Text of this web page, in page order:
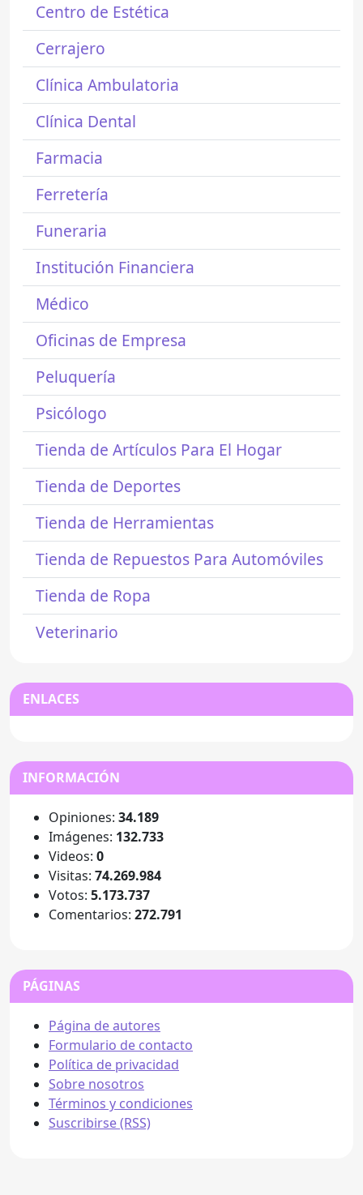
Centro de Estética
Cerrajero
Clínica Ambulatoria
Clínica Dental
Farmacia
Ferretería
Funeraria
Institución Financiera
Médico
Oficinas de Empresa
Peluquería
Psicólogo
Tienda de Artículos Para El Hogar
Tienda de Deportes
Tienda de Herramientas
Tienda de Repuestos Para Automóviles
Tienda de Ropa
Veterinario
ENLACES
INFORMACIÓN
Opiniones: 34.189
Imágenes: 132.733
Videos: 0
Visitas: 74.269.984
Votos: 5.173.737
Comentarios: 272.791
PÁGINAS
Página de autores
Formulario de contacto
Política de privacidad
Sobre nosotros
Términos y condiciones
Suscribirse (RSS)